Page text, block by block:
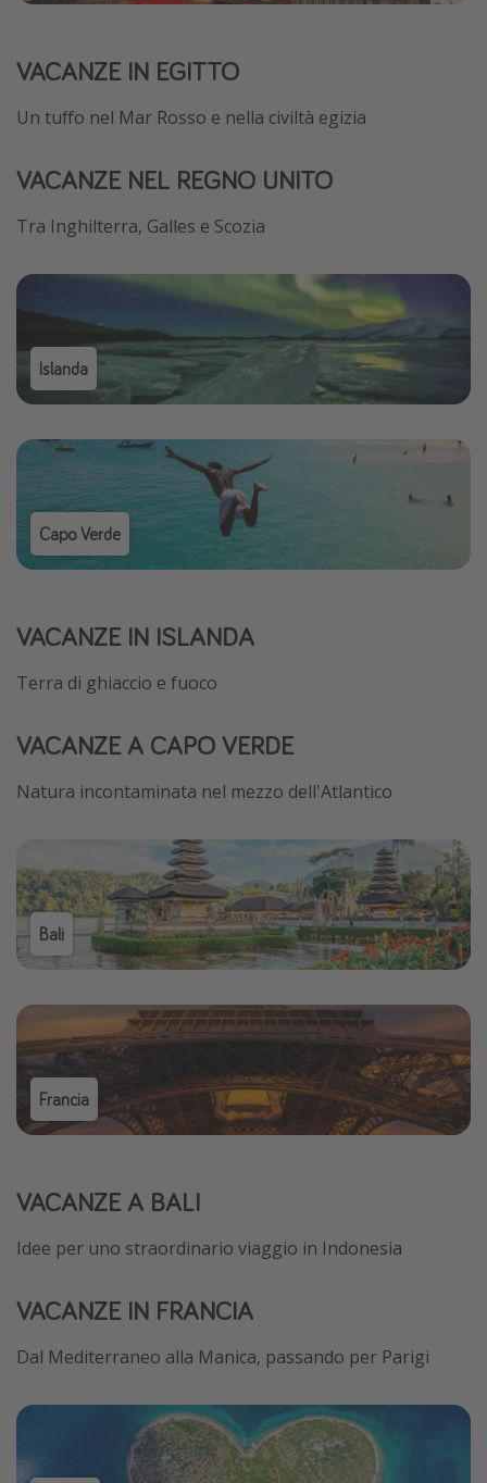
VACANZE IN EGITTO
Un tuffo nel Mar Rosso e nella civiltà egizia
VACANZE NEL REGNO UNITO
Tra Inghilterra, Galles e Scozia
Islanda
Capo Verde
VACANZE IN ISLANDA
Terra di ghiaccio e fuoco
VACANZE A CAPO VERDE
Natura incontaminata nel mezzo dell'Atlantico
Bali
Francia
VACANZE A BALI
Idee per uno straordinario viaggio in Indonesia
VACANZE IN FRANCIA
Dal Mediterraneo alla Manica, passando per Parigi